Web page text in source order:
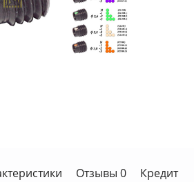
Отзывы 0 Кредит